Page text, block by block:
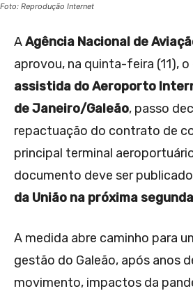
Foto: Reprodução Internet
AAgência Nacional de
aprovou, na quinta-feira (11), o
assistida do Aeroporto
de Janeiro/Galeão, passo
repactuação do contrato de
principal terminal
documento deve ser
da União na próxima
A medida abre caminho para
gestão do Galeão, após anos
movimento, impactos da